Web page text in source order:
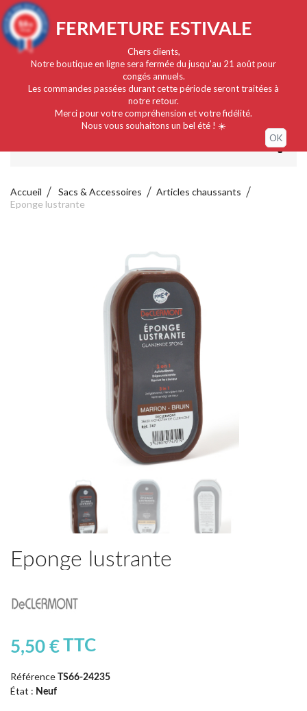
Français
FERMETURE ESTIVALE
Chers clients,
Notre boutique en ligne sera fermée du jusqu'au 21 août pour
congés annuels.
Les commandes passées durant cette période seront traitées à
notre retour.
Merci pour votre compréhension et votre fidélité.
Nous vous souhaitons un bel été ! ☀️
OK
Accueil Sacs & Accessoires
Articles chaussants
Eponge lustrante
Eponge lustrante
5,50 €TTC
Référence TS66-24235
État : Neuf
9.4/10